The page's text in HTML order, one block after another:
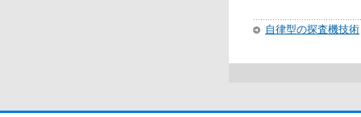
自律型の探査機技術